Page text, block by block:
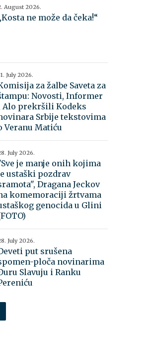
August 2026.
ne može da čeka!“
July 2026.
za žalbe Saveta za
Novosti, Informer
Alo prekršili Kodeks
Srbije tekstovima
Veranu Matiću
July 2026.
je manje onih kojima
ustaški pozdrav
Dragana Jeckov
komemoraciji žrtvama
genocida u Glini
July 2026.
put srušena
ploča novinarima
Slavuju i Ranku